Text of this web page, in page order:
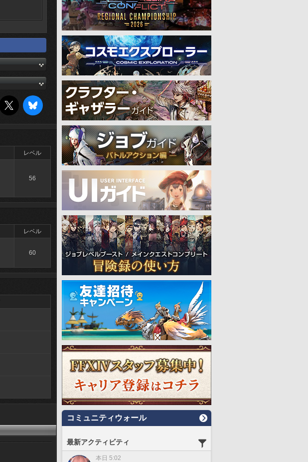
レベル
56
レベル
60
コミュニティウォール
最新アクティビティ
本日 5:02